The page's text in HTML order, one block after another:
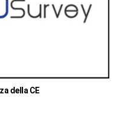
della CE